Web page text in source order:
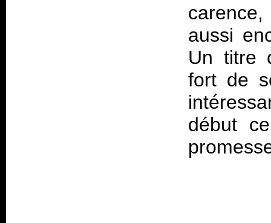
aussi
Un titre
fort de
début